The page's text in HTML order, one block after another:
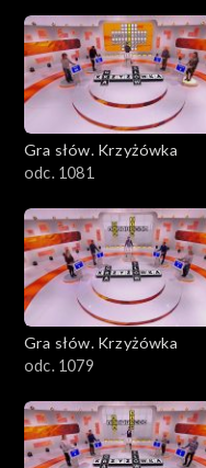
Gra słów. Krzyżówka
odc. 1081
Gra słów. Krzyżówka
odc. 1079